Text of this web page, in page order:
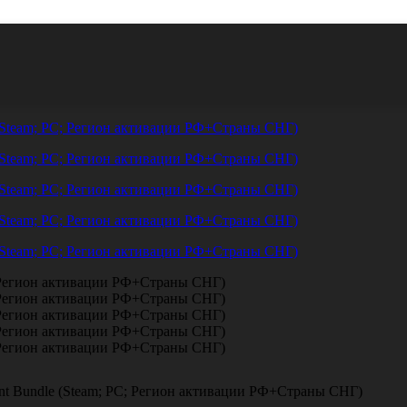
ключей и сроки проведения распродажи ограничены.
Bundle (Steam; PC; Регион активации РФ+Страны СНГ)